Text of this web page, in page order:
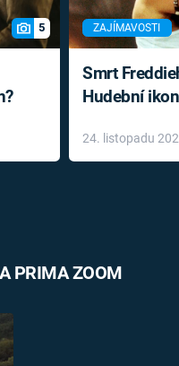
5 ZAJÍMAVOSTI
Smrt
Hudební
léky
24. listopadu
PRIMA ZOOM